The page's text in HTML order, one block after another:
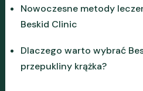
Nowoczesne metody
Beskid Clinic
Dlaczego warto wybrać
przepukliny krążka?